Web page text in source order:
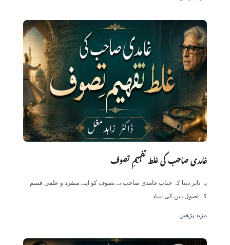
غامدی صاحب کی غلط تفہیمِ تصوف
یہ تاثر دینا کہ جناب غامدی صاحب نے تصوف کو اپنے منفرد و علمی قسم
کے اصول دین کی بنیاد
.. مزید پڑھیں